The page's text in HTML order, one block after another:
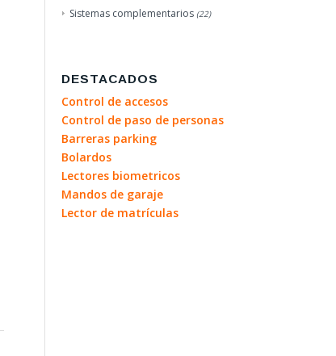
Sistemas complementarios (22)
DESTACADOS
Control de accesos
Control de paso de personas
Barreras parking
Bolardos
Lectores biometricos
Mandos de garaje
Lector de matrículas